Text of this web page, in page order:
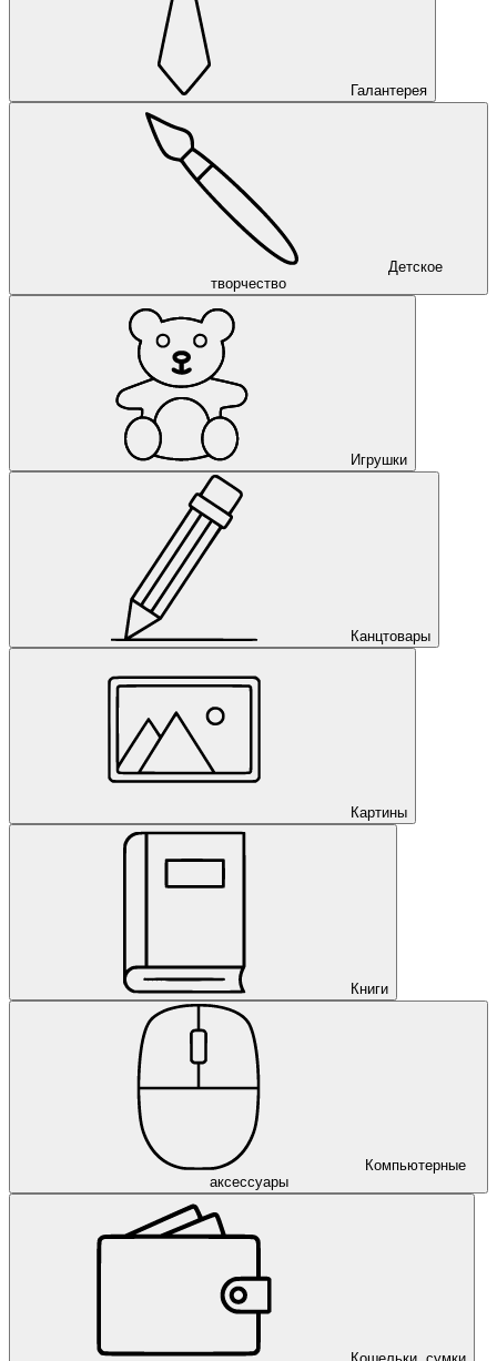
Галантерея
Детское
творчество
Игрушки
Канцтовары
Картины
Книги
Компьютерные
аксессуары